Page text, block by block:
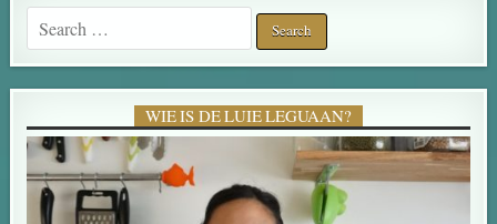
Search for:
WIE IS DE LUIE LEGUAAN?